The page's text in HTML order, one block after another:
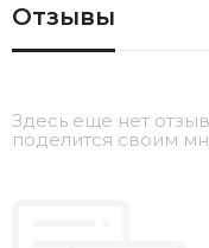
Отзывы
Здесь еще нет
поделится своим